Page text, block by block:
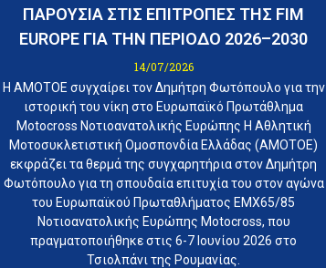
ΠΑΡΟΥΣΙΑ ΣΤΙΣ ΕΠΙΤΡΟΠΕΣ ΤΗΣ FIM
EUROPE ΓΙΑ ΤΗΝ ΠΕΡΙΟΔΟ 2026–2030
14/07/2026
Η ΑΜΟΤΟΕ συγχαίρει τον Δημήτρη Φωτόπουλο για την
ιστορική του νίκη στο Ευρωπαϊκό Πρωτάθλημα
Motocross Νοτιοανατολικής Ευρώπης Η Αθλητική
Μοτοσυκλετιστική Ομοσπονδία Ελλάδας (ΑΜΟΤΟΕ)
εκφράζει τα θερμά της συγχαρητήρια στον Δημήτρη
Φωτόπουλο για τη σπουδαία επιτυχία του στον αγώνα
του Ευρωπαϊκού Πρωταθλήματος EMX65/85
Νοτιοανατολικής Ευρώπης Motocross, που
πραγματοποιήθηκε στις 6-7 Ιουνίου 2026 στο
Τσιολπάνι της Ρουμανίας.